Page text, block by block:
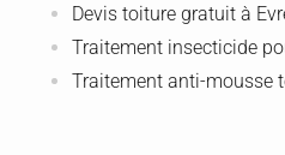
Devis toiture gratuit à
Traitement insecticide
Traitement anti-mousse